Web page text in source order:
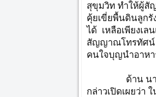
สุขุมวิท ทำให้ผู้สั
คุ้ยเขี่ยพื้นดินลูกรั
ได้ เหลือเพียงเลน
สัญญาณโทรทัศน์
คนใจบุญนำอาหา
ด้าน นายวิช
กล่าวเปิดเผยว่า